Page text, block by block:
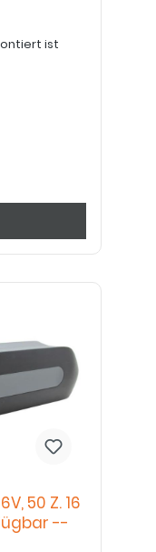
ist
50 Z. 16
--